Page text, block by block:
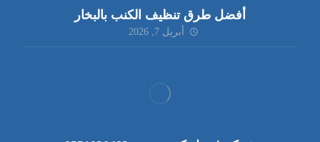
أفضل طرق تنظيف الكنب بالبخار
أبريل 7, 2026